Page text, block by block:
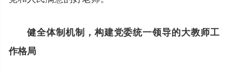
健全体制机制，构建党委统一领导的大教师工
作格局